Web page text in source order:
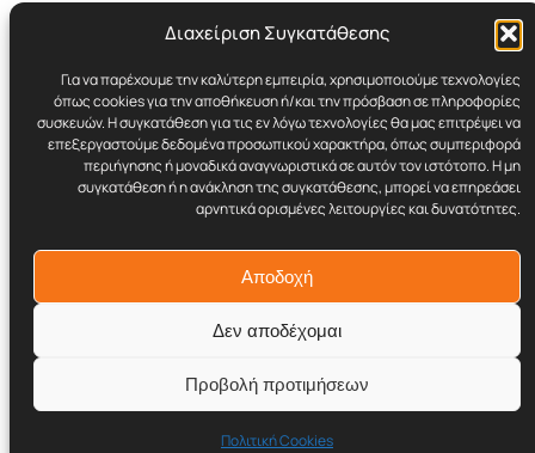
Διαχείριση Συγκατάθεσης
Για να παρέχουμε την καλύτερη εμπειρία, χρησιμοποιούμε τεχνολογίες
όπως cookies για την αποθήκευση ή/και την πρόσβαση σε πληροφορίες
συσκευών. Η συγκατάθεση για τις εν λόγω τεχνολογίες θα μας επιτρέψει να
επεξεργαστούμε δεδομένα προσωπικού χαρακτήρα, όπως συμπεριφορά
περιήγησης ή μοναδικά αναγνωριστικά σε αυτόν τον ιστότοπο. Η μη
συγκατάθεση ή η ανάκληση της συγκατάθεσης, μπορεί να επηρεάσει
αρνητικά ορισμένες λειτουργίες και δυνατότητες.
Αποδοχή
Δεν αποδέχομαι
Προβολή προτιμήσεων
Πολιτική Cookies
Cynicult.gr
Retro | Humor | Underground Stuff
© 2017–2026 Cynicult.gr
Twenty Twenty-Five Σχεδιασμένο με το